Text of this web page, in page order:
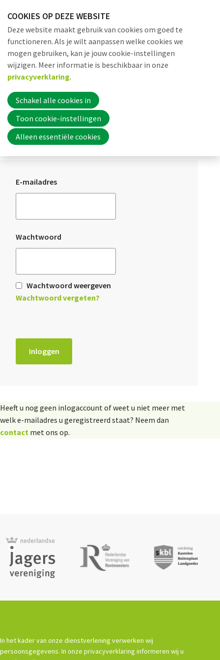
links
over
Jump
to
navigation
to
main
content
Login menu Log in
Log in
E-mailadres
Wachtwoord
Wachtwoord weergeven
Wachtwoord vergeten?
Inloggen
Heeft u nog geen inlogaccount of weet u niet meer met
welk e-mailadres u geregistreerd staat? Neem dan
contact met ons op.
In het kader van onze dienstverlening verwerken wij
persoonsgegevens. In onze privacyverklaring informeren wij u
Word nu lid
COOKIES OP DEZE WEBSITE
Deze website maakt gebruik van cookies om goed te
functioneren. Als je wilt aanpassen welke cookies we
mogen gebruiken, kan je jouw cookie-instellingen
wijzigen. Meer informatie is beschikbaar in onze
privacyverklaring.
Schakel alle cookies in
Toon cookie-instellingen
Alleen essentiële cookies